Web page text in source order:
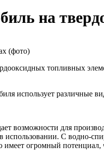
на
топливных
использует
возможности для
С водно-
имеет огромный